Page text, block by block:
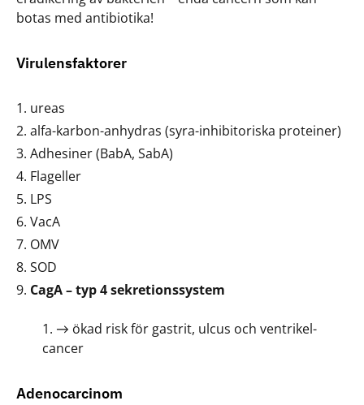
botas med antibiotika!
Virulensfaktorer
ureas
alfa-karbon-anhydras (syra-inhibitoriska proteiner)
Adhesiner (BabA, SabA)
Flageller
LPS
VacA
OMV
SOD
CagA – typ 4 sekretionssystem
→ ökad risk för gastrit, ulcus och ventrikel-
cancer
Adenocarcinom